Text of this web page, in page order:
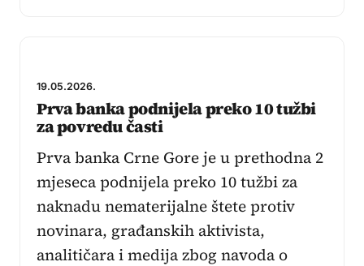
19.05.2026.
Prva banka podnijela preko 10 tužbi
za povredu časti
Prva banka Crne Gore je u prethodna 2
mjeseca podnijela preko 10 tužbi za
naknadu nematerijalne štete protiv
novinara, građanskih aktivista,
analitičara i medija zbog navoda o